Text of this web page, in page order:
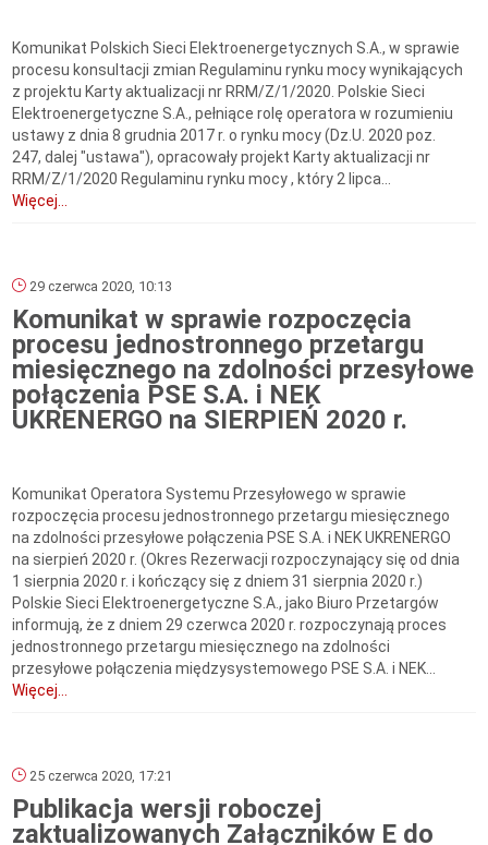
Komunikat Polskich Sieci Elektroenergetycznych S.A., w sprawie
procesu konsultacji zmian Regulaminu rynku mocy wynikających
z projektu Karty aktualizacji nr RRM/Z/1/2020. Polskie Sieci
Elektroenergetyczne S.A., pełniące rolę operatora w rozumieniu
ustawy z dnia 8 grudnia 2017 r. o rynku mocy (Dz.U. 2020 poz.
247, dalej "ustawa"), opracowały projekt Karty aktualizacji nr
RRM/Z/1/2020 Regulaminu rynku mocy , który 2 lipca...
Więcej...
29 czerwca 2020, 10:13
Komunikat w sprawie rozpoczęcia
procesu jednostronnego przetargu
miesięcznego na zdolności przesyłowe
połączenia PSE S.A. i NEK
UKRENERGO na SIERPIEŃ 2020 r.
Komunikat Operatora Systemu Przesyłowego w sprawie
rozpoczęcia procesu jednostronnego przetargu miesięcznego
na zdolności przesyłowe połączenia PSE S.A. i NEK UKRENERGO
na sierpień 2020 r. (Okres Rezerwacji rozpoczynający się od dnia
1 sierpnia 2020 r. i kończący się z dniem 31 sierpnia 2020 r.)
Polskie Sieci Elektroenergetyczne S.A., jako Biuro Przetargów
informują, że z dniem 29 czerwca 2020 r. rozpoczynają proces
jednostronnego przetargu miesięcznego na zdolności
przesyłowe połączenia międzysystemowego PSE S.A. i NEK...
Więcej...
25 czerwca 2020, 17:21
Publikacja wersji roboczej
zaktualizowanych Załączników E do